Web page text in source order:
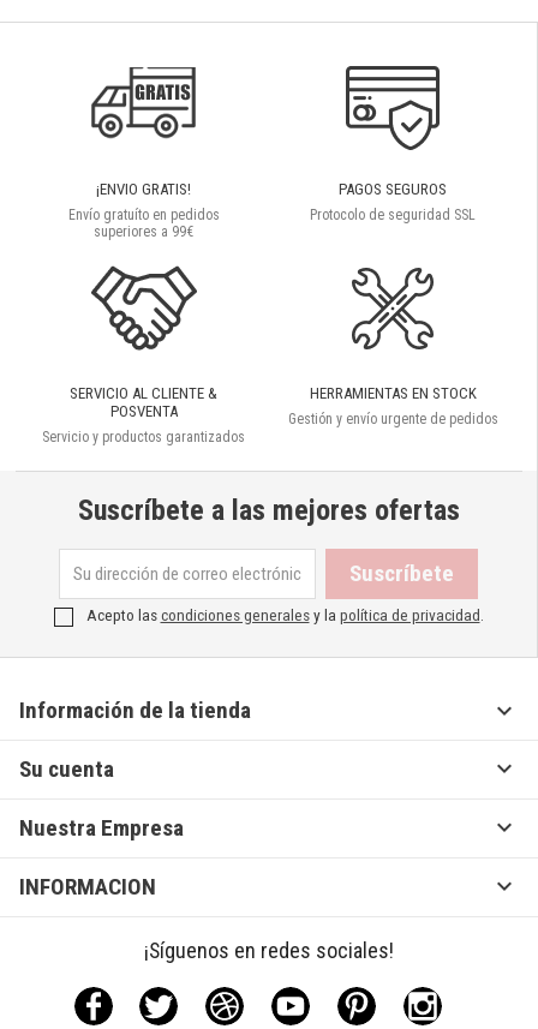
¡ENVIO GRATIS!
Envío gratuíto en pedidos
superiores a 99€
PAGOS SEGUROS
Protocolo de seguridad SSL
SERVICIO AL CLIENTE &
POSVENTA
Servicio y productos garantizados
HERRAMIENTAS EN STOCK
Gestión y envío urgente de pedidos
Suscríbete a las mejores ofertas
Acepto lascondiciones generalesy la política de privacidad
Información de la tienda 
Su cuenta 
Nuestra Empresa 
INFORMACION 
¡Síguenos en redes sociales!
Facebook Twitter Rss YouTubePinterestInstagram